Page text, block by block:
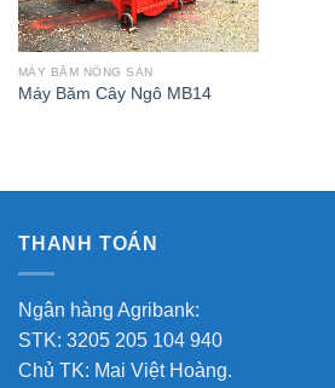
MÁY BĂM NÔNG SẢN
Máy Băm Cây Ngô MB14
THANH TOÁN
Ngân hàng Agribank:
STK: 3205 205 104 940
Chủ TK: Mai Việt Hoàng.